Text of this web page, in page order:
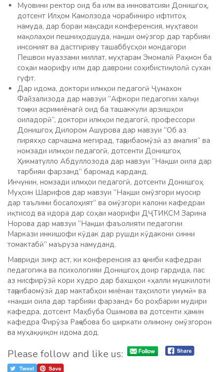
Муовини ректор оид ба илм ва инноватсияи Донишгоҳ,
дотсент Илҳом Камолзода чорабиниро ифтитоҳ
намуда, дар бораи мақсади конференсия, муҳтавои
мақолаҳои пешниҳодшуда, нақши омӯзгор дар тарбияи
инсоният ва дастгириву ташаббусҳои мондагори
Пешвои муаззами миллат, муҳтарам Эмомалӣ Раҳмон ба
соҳаи маорифу илм дар даврони соҳибистиқлолӣ сухан
гуфт.
Дар идома, доктори илмҳои педагогӣ Ҷумахон
Файзализода дар мавзуи “Афкори педагогии халқи
тоҷики асримиёнагӣ оид ба ташаккули арзишҳои
оиладорӣ”, доктори илмҳои педагогӣ, профессори
Донишгоҳ Дилором Ашурова дар мавзуи “Об аз
пиряхҳо сарчашма мегирад, таҷрибаомӯзӣ аз амалия” ва
номзади илмҳои педагогӣ, дотсенти Донишгоҳ
Ҳикматулло Абдуллозода дар мавзуи “Нақши оила дар
тарбияи фарзанд” баромад карданд.
Инчунин, номзади илмҳои педагогӣ, дотсенти Донишгоҳ
Муҳсин Шарифов дар мавзуи “Нақши омӯзгори муосир
дар таълими босалоҳият” ва омӯзгори калони кафедраи
иқтисод ва идора дар соҳаи маорифи ДҶТИКСМ Зарина
Норова дар мавзуи “Нақши фаъолияти педагогии
Маркази инкишофи кӯдак дар рушди кӯдакони синни
томактабӣ” маъруза намуданд.
Мавриди зикр аст, ки конференсия аз ҷониби кафедраи
педагогика ва психологияи Донишгоҳ доир гардида, пас
аз нисфирӯзӣ кори худро дар бахшҳои «ҳалли мушкилоти
таҷрибаомӯзӣ дар мактабҳои миёнаи таҳсилоти умумӣ» ва
«нақши оила дар тарбияи фарзанд» бо роҳбарии мудири
кафедра, дотсент Маҳбуба Ошимова ва дотсенти ҳамин
кафедра Фирӯза Раҷабова бо ширкати олимону омӯзгорон
ва муҳаққиқон идома дод.
Please follow and like us: